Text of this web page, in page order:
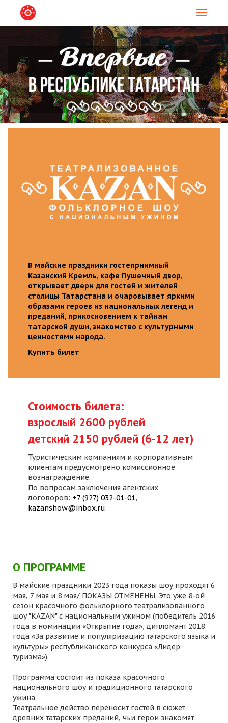
В майские праздники гостеприимный
Казанский Кремль, кафе Пушечный двор,
открывает двери для гостей и жителей
столицы Татарстана и очаровывает яркими
образами героев из национальных легенд и
преданий, прикосновением к тайнам
татарской души, знакомство с культурными
ценностями народа.
Купить билет
Стоимость билета:
взрослый 2600 рублей
детский 2150 рублей (6-12 лет)
Туристическим компаниям и корпоративным
клиентам предусмотрено комиссионное
вознаграждение.
По вопросам заключения агентских
договоров: +7 (927) 032-01-01,
kazanshow@inbox.ru
О ПРОГРАММЕ
В майские праздники 2023 года показы шоу проходят 6
мая, 7 мая и 8 мая/ ПОКАЗЫ ОТМЕНЕНЫ. Это уже 8-ой
сезон красочного фольклорного театрализованного
шоу "KAZAN" с национальным ужином (победитель 2016
года в номинации «Открытие года», дипломант 2018
года «За развитие и популяризацию татарского языка и
культуры» республиканского конкурса «Лидер
туризма»).
Программа состоит из показа красочного
национального шоу и традиционного татарского
ужина.
Театральное действо переносит гостей в сюжет
древних татарских преданий, чьи герои знакомят